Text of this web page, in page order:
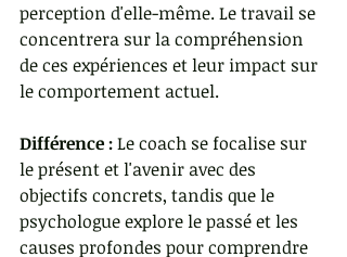
perception d'elle-même. Le travail se
concentrera sur la compréhension
de ces expériences et leur impact sur
le comportement actuel.
Différence : Le coach se focalise sur
le présent et l'avenir avec des
objectifs concrets, tandis que le
psychologue explore le passé et les
causes profondes pour comprendre